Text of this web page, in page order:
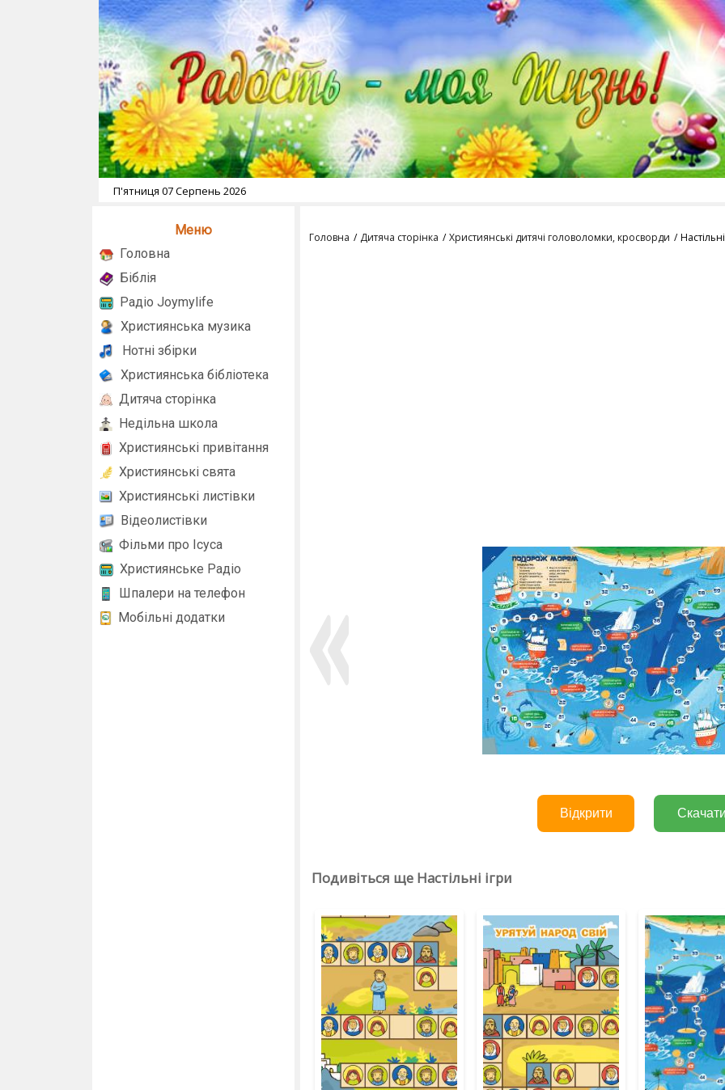
П'ятниця 07 Серпень 2026
Меню
Головна
Біблія
Радіо Joymylife
Християнська музика
Нотні збірки
Християнська бібліотека
Дитяча сторінка
Недільна школа
Християнські привітання
Християнські свята
Християнські листівки
Відеолистівки
Фільми про Ісуса
Християнське Радіо
Шпалери на телефон
Мобільні додатки
Головна Дитяча сторінка Християнські дитячі головоломки, кросворди
Відкрити
Подивіться ще Настільні ігри